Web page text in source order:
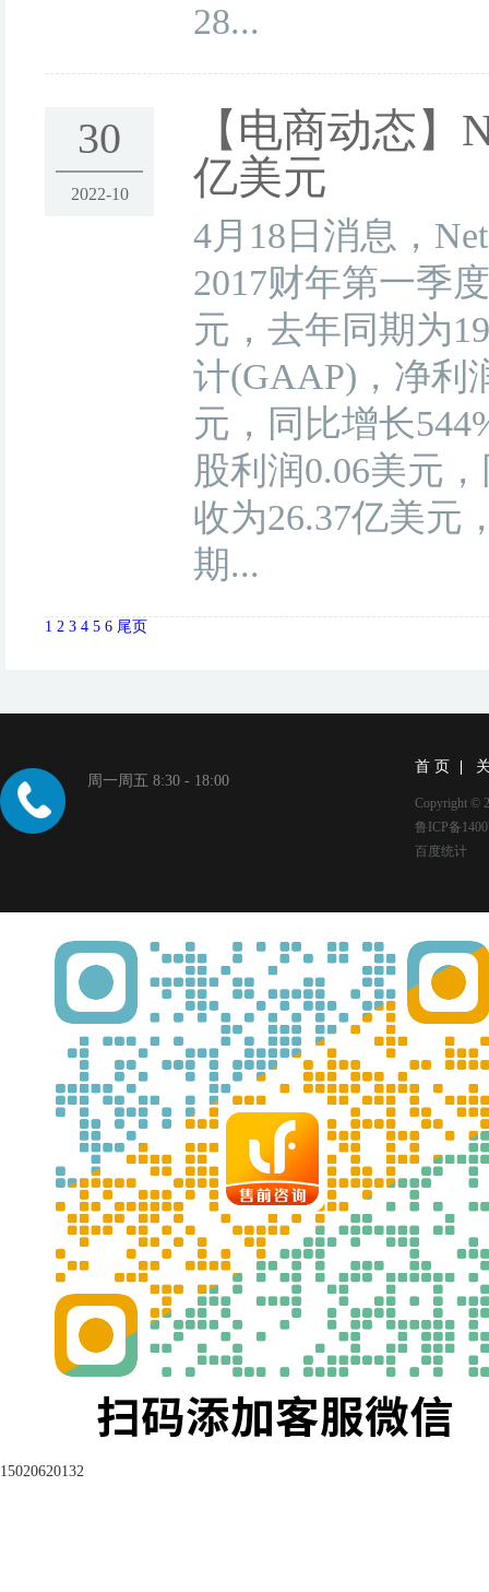
28...
30
2022-10
【电商动态】
亿美元
4月18日消息，
2017财年第一季
元，去年同期为
计(GAAP)，净利
元，同比增长
股利润0.06美元
收为26.37亿美元
期...
1 2 3 4 5 6 尾页
周一周五 8:30 - 18:00
首 页
Copyright ©
鲁ICP备
百度统计
15020620132